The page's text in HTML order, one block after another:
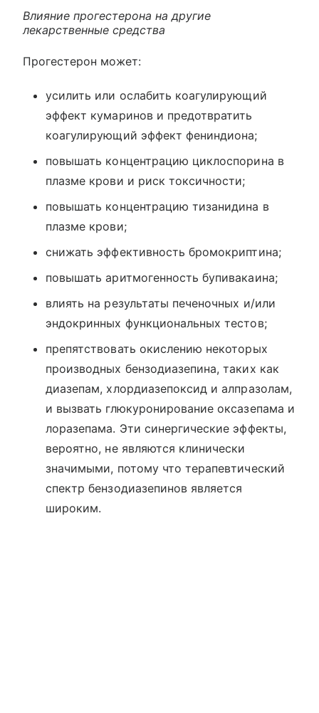
Влияние прогестерона на другие
лекарственные средства
Прогестерон может:
усилить или ослабить коагулирующий
эффект кумаринов и предотвратить
коагулирующий эффект фениндиона;
повышать концентрацию циклоспорина в
плазме крови и риск токсичности;
повышать концентрацию тизанидина в
плазме крови;
снижать эффективность бромокриптина;
повышать аритмогенность бупивакаина;
влиять на результаты печеночных и/или
эндокринных функциональных тестов;
препятствовать окислению некоторых
производных бензодиазепина, таких как
диазепам, хлордиазепоксид и алпразолам,
и вызвать глюкуронирование оксазепама и
лоразепама. Эти синергические эффекты,
вероятно, не являются клинически
значимыми, потому что терапевтический
спектр бензодиазепинов является
широким.